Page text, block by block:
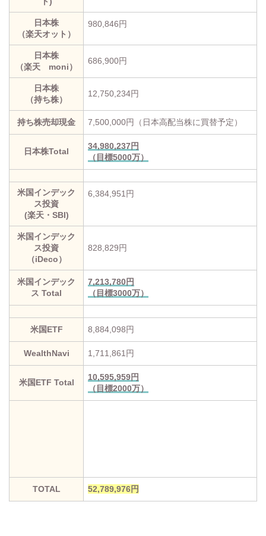
日本株
（楽天オット）
980,846円
日本株
（楽天 moni）
686,900円
日本株
（持ち株）
12,750,234円
持ち株売却現金 7,500,000円（日本高配当株に買替予定）
日本株Total
34,980,237円
（目標5000万）
米国インデック
ス投資
(楽天・SBI)
6,384,951円
米国インデック
ス投資
（iDeco）
828,829円
米国インデック
ス Total
7,213,780円
（目標3000万）
米国ETF 8,884,098円
WealthNavi 1,711,861円
米国ETF Total
10,595,959円
（目標2000万）
TOTAL 52,789,976円